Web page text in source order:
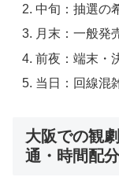
中旬：抽選の
月末：一般発
前夜：端末・
当日：回線混
大阪での観
通・時間配分